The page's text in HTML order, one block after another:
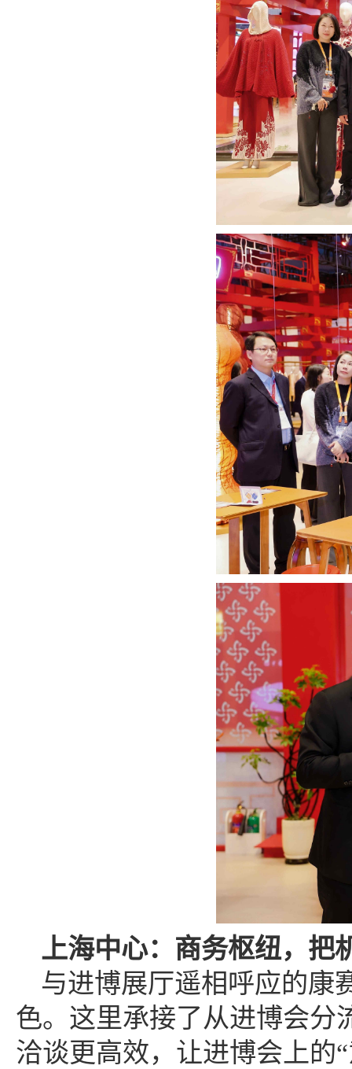
上海中心： 商务枢纽，把
与进博展厅遥相呼应的康
色。这里承接了从进博会分
洽谈更高效，让进博会上的